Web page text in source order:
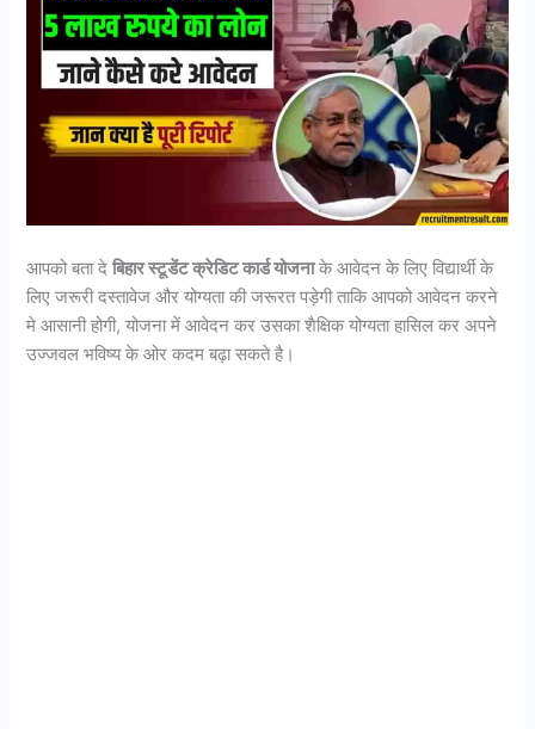
आपको बता देबिहार स्टूडेंट क्रेडिट कार्ड योजनाके आवेदन के लिए विद्यार्थी के
लिए जरूरी दस्तावेज और योग्यता की जरूरत पड़ेगी ताकि आपको आवेदन करने
मे आसानी होगी, योजना में आवेदन कर उसका शैक्षिक योग्यता हासिल कर अपने
उज्जवल भविष्य के ओर कदम बढ़ा सकते है।